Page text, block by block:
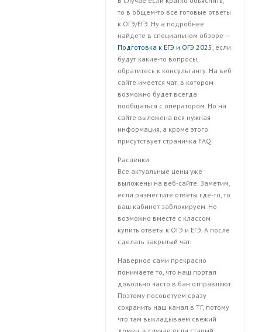
то в общем-то все готовые ответы
к ОГЭ/ЕГЭ. Ну а подробнее
найдете в специальном обзоре —
Подготовка к ЕГЭ и ОГЭ 2025, если
будут какие-то вопросы,
обратитесь к консультанту. На веб
сайте имеется чат, в котором
возможно будет всегда
пообщаться с оператором. Но на
сайте выложена вся нужная
информация, а кроме этого
присутствует страничка FAQ.
Расценки
Все актуальные цены уже
выложены на веб-сайте. Заметим,
если разместите ответы где-то, то
ваш кабинет заблокируем. Но
возможно вместе с классом
купить ответы к ОГЭ и ЕГЭ. А после
сделать закрытый чат.
Наверное сами прекрасно
понимаете то, что наш портал
довольно часто в бан отправляют.
Поэтому посоветуем сразу
сохранить наш канал в ТГ, потому
что там выкладываем свежий